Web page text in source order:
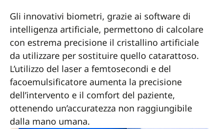
Gli innovativi biometri, grazie ai software di
intelligenza artificiale, permettono di calcolare
con estrema precisione il cristallino artificiale
da utilizzare per sostituire quello catarattoso.
L’utilizzo del laser a femtosecondi e del
facoemulsificatore aumenta la precisione
dell’intervento e il comfort del paziente,
ottenendo un’accuratezza non raggiungibile
dalla mano umana.